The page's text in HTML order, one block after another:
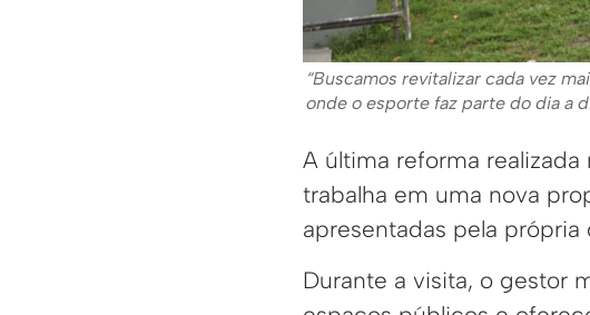
“Buscamos revitalizar cada vez
onde o esporte faz parte do dia a
A última reforma
trabalha em uma nova
apresentadas pela própria
Durante a visita, o gestor